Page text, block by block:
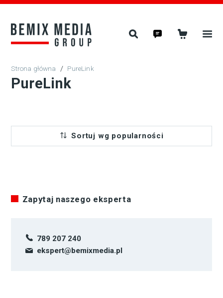
/ PureLink
PureLink
Sortuj wg popularności
Zapytaj naszego eksperta
789 207 240
ekspert@bemixmedia.pl